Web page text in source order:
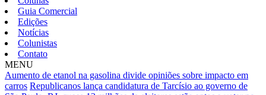
Guia Comercial
Edições
Notícias
Colunistas
Contato
MENU
Aumento de etanol na gasolina divide opiniões sobre impacto em
carros Republicanos lança candidatura de Tarcísio ao governo de